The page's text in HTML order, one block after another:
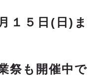
１５日(日)ま
祭も開催中で